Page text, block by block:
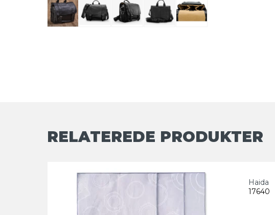
RELATEREDE PRODUKTER
Haida
17640